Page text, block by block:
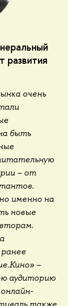
очень
быть
– от
именно на
новые
–
аудиторию
также